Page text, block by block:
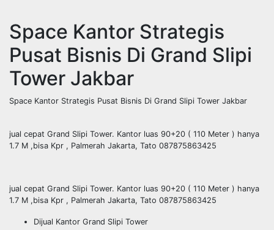
Space Kantor Strategis
Pusat Bisnis Di Grand Slipi
Tower Jakbar
Space Kantor Strategis Pusat Bisnis Di Grand Slipi Tower Jakbar
jual cepat Grand Slipi Tower. Kantor luas 90+20 ( 110 Meter ) hanya
1.7 M ,bisa Kpr , Palmerah Jakarta, Tato 087875863425
jual cepat Grand Slipi Tower. Kantor luas 90+20 ( 110 Meter ) hanya
1.7 M ,bisa Kpr , Palmerah Jakarta, Tato 087875863425
Dijual Kantor Grand Slipi Tower